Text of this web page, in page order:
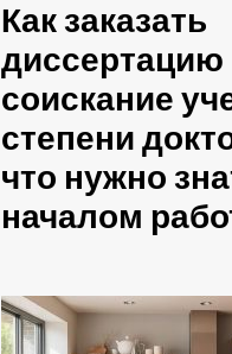
Как заказать
диссертацию
соискание
степени
что нужно
началом